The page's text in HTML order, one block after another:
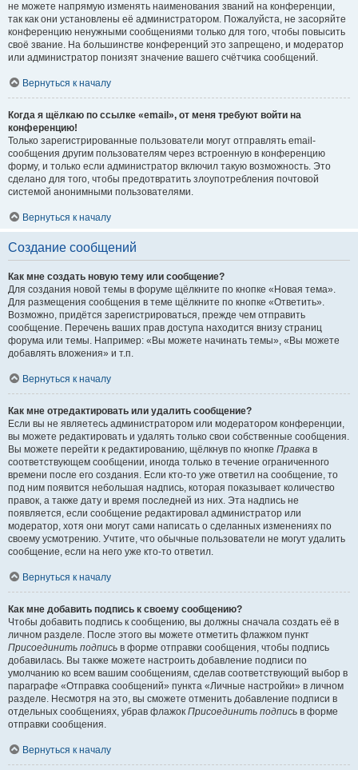
не можете напрямую изменять наименования званий на конференции,
так как они установлены её администратором. Пожалуйста, не засоряйте
конференцию ненужными сообщениями только для того, чтобы повысить
своё звание. На большинстве конференций это запрещено, и модератор
или администратор понизят значение вашего счётчика сообщений.
Вернуться к началу
Когда я щёлкаю по ссылке «email», от меня требуют войти на
конференцию!
Только зарегистрированные пользователи могут отправлять email-
сообщения другим пользователям через встроенную в конференцию
форму, и только если администратор включил такую возможность. Это
сделано для того, чтобы предотвратить злоупотребления почтовой
системой анонимными пользователями.
Вернуться к началу
Создание сообщений
Как мне создать новую тему или сообщение?
Для создания новой темы в форуме щёлкните по кнопке «Новая тема».
Для размещения сообщения в теме щёлкните по кнопке «Ответить».
Возможно, придётся зарегистрироваться, прежде чем отправить
сообщение. Перечень ваших прав доступа находится внизу страниц
форума или темы. Например: «Вы можете начинать темы», «Вы можете
добавлять вложения» и т.п.
Вернуться к началу
Как мне отредактировать или удалить сообщение?
Если вы не являетесь администратором или модератором конференции,
вы можете редактировать и удалять только свои собственные сообщения.
Вы можете перейти к редактированию, щёлкнув по кнопке Правка в
соответствующем сообщении, иногда только в течение ограниченного
времени после его создания. Если кто-то уже ответил на сообщение, то
под ним появится небольшая надпись, которая показывает количество
правок, а также дату и время последней из них. Эта надпись не
появляется, если сообщение редактировал администратор или
модератор, хотя они могут сами написать о сделанных изменениях по
своему усмотрению. Учтите, что обычные пользователи не могут удалить
сообщение, если на него уже кто-то ответил.
Вернуться к началу
Как мне добавить подпись к своему сообщению?
Чтобы добавить подпись к сообщению, вы должны сначала создать её в
личном разделе. После этого вы можете отметить флажком пункт
Присоединить подпись в форме отправки сообщения, чтобы подпись
добавилась. Вы также можете настроить добавление подписи по
умолчанию ко всем вашим сообщениям, сделав соответствующий выбор в
параграфе «Отправка сообщений» пункта «Личные настройки» в личном
разделе. Несмотря на это, вы сможете отменить добавление подписи в
отдельных сообщениях, убрав флажок Присоединить подпись в форме
отправки сообщения.
Вернуться к началу